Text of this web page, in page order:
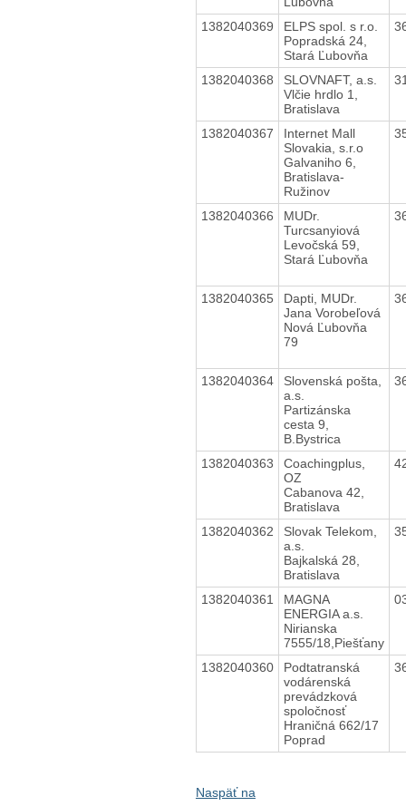
1382040369
ELPS spol. s r.o.
Popradská 24,
Stará Ľubovňa
1382040368
SLOVNAFT, a.s.
Vlčie hrdlo 1,
Bratislava
1382040367
Internet Mall
Slovakia, s.r.o
Galvaniho 6,
Bratislava-
Ružinov
1382040366
MUDr.
Turcsanyiová
Levočská 59,
Stará Ľubovňa
1382040365
Dapti, MUDr.
Jana Vorobeľová
Nová Ľubovňa
79
1382040364
Slovenská pošta,
a.s.
Partizánska
cesta 9,
B.Bystrica
1382040363
Coachingplus,
OZ
Cabanova 42,
Bratislava
1382040362
Slovak Telekom,
a.s.
Bajkalská 28,
Bratislava
1382040361
MAGNA
ENERGIA a.s.
Nirianska
7555/18,Piešťany
1382040360
Podtatranská
vodárenská
prevádzková
spoločnosť
Hraničná 662/17
Poprad
Naspäť na